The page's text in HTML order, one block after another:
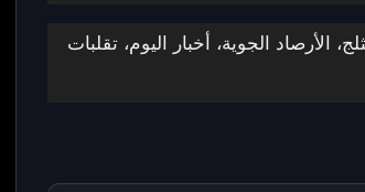
الجوية، أخبار اليوم، تقلبات